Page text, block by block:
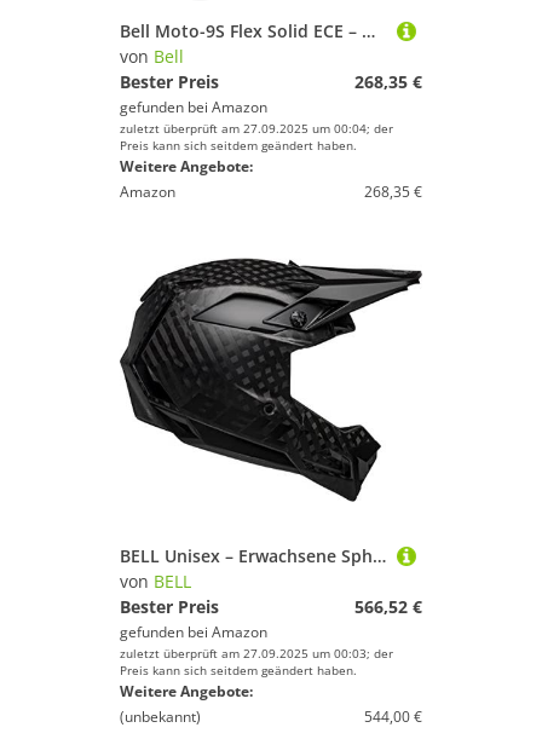
Bell Moto-9S Flex Solid ECE – Motocross Helm – ECE Zertifiziert – Offroad Schutzhelm – Flex Impact Management – Velocity Flow Ventilation – Flying Bridge Visor – Matte Black, Größe: OS
von Bell
Bester Preis
268,35 €
gefunden bei Amazon
zuletzt überprüft am 27.09.2025 um 00:04; der
Preis kann sich seitdem geändert haben.
Weitere Angebote:
Amazon
268,35 €
BELL Unisex – Erwachsene Spherical MIPS Dh Helm, Schwarz, L (57-59cm)
von BELL
Bester Preis
566,52 €
gefunden bei Amazon
zuletzt überprüft am 27.09.2025 um 00:03; der
Preis kann sich seitdem geändert haben.
Weitere Angebote:
(unbekannt)
544,00 €